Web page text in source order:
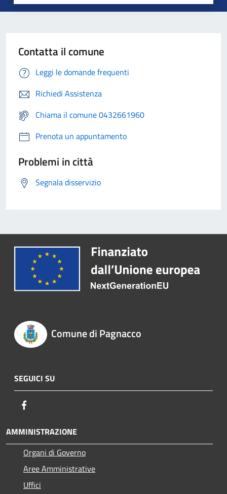
Contatta il comune
Leggi le domande frequenti
Richiedi Assistenza
Chiama il comune 0432661960
Prenota un appuntamento
Problemi in città
Segnala disservizio
Comune di Pagnacco
SEGUICI SU
AMMINISTRAZIONE
Organi di Governo
Aree Amministrative
Uffici